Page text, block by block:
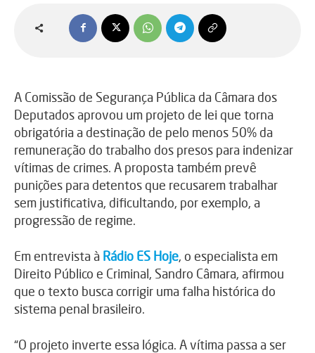
A Comissão de Segurança Pública da Câmara dos
Deputados aprovou um projeto de lei que torna
obrigatória a destinação de pelo menos 50% da
remuneração do trabalho dos presos para indenizar
vítimas de crimes. A proposta também prevê
punições para detentos que recusarem trabalhar
sem justificativa, dificultando, por exemplo, a
progressão de regime.
Em entrevista à Rádio ES Hoje, o especialista em
Direito Público e Criminal, Sandro Câmara, afirmou
que o texto busca corrigir uma falha histórica do
sistema penal brasileiro.
“O projeto inverte essa lógica. A vítima passa a ser